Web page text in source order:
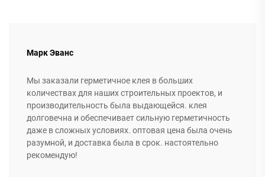
Марк Эванс
Мы заказали герметичное клея в больших
количествах для наших строительных проектов, и
производительность была выдающейся. клея
долговечна и обеспечивает сильную герметичность
даже в сложных условиях. оптовая цена была очень
разумной, и доставка была в срок. настоятельно
рекомендую!